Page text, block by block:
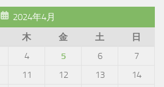
2024年4月
木 金 土
日
4 5 6
7
11 12 13
14